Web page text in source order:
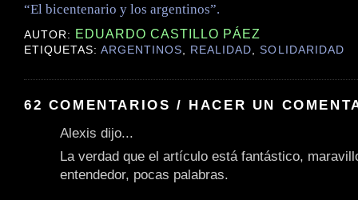
“El bicentenario y los argentinos”.
AUTOR: EDUARDO CASTILLO PÁEZ
ETIQUETAS:ARGENTINOS, REALIDAD,SOLIDARIDAD
62 COMENTARIOS / HACER UN
Alexis dijo...
La verdad que el artículo está fantástico,
entendedor, pocas palabras.